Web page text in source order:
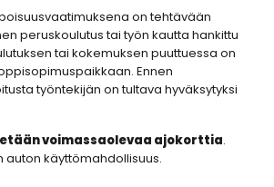
on tehtävään
peruskoulutus tai työn kautta hankittu
tai kokemuksen puuttuessa on
Ennen
työntekijän on tultava hyväksytyksi
voimassaolevaa ajokorttia.
auton käyttömahdollisuus.